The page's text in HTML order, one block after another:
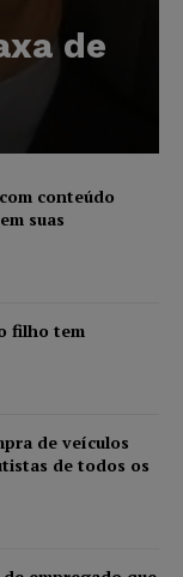
de
conteúdo
suas
filho tem
de veículos
de todos os